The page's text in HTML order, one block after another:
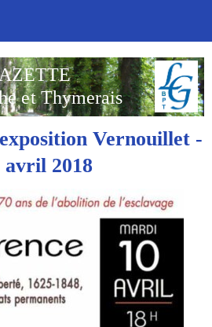
et Thymerais
Vernouillet -
avril 2018